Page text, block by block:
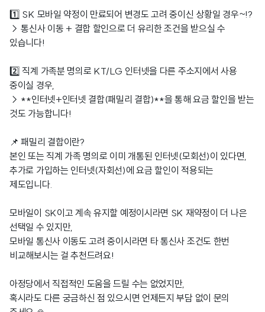
1️⃣ SK 모바일 약정이 만료되어 변경도 고려 중이신 상황일 경우~!?
→ 통신사 이동 + 결합 할인으로 더 유리한 조건을 받으실 수
있습니다!
2️⃣ 직계 가족분 명의로 KT/LG 인터넷을 다른 주소지에서 사용
중이실 경우,
→ **인터넷+인터넷 결합(패밀리 결합)**을 통해 요금 할인을 받는
것도 가능합니다!
📌 패밀리 결합이란?
본인 또는 직계 가족 명의로 이미 개통된 인터넷(모회선)이 있다면,
추가로 가입하는 인터넷(자회선)에 요금 할인이 적용되는
제도입니다.
모바일이 SK이고 계속 유지할 예정이시라면 SK 재약정이 더 나은
선택일 수 있지만,
모바일 통신사 이동도 고려 중이시라면 타 통신사 조건도 한번
비교해보시는 걸 추천드려요!
아정당에서 직접적인 도움을 드릴 수는 없었지만,
혹시라도 다른 궁금하신 점 있으시면 언제든지 부담 없이 문의